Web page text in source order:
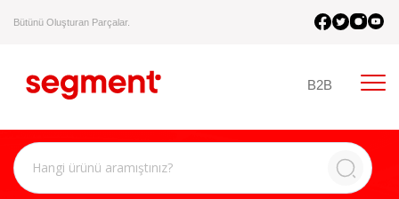
Bütünü Oluşturan Parçalar.
B2B